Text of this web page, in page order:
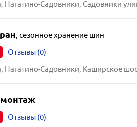
, сезонное хранение шин
Отзывы (0)
Отзывы (0)